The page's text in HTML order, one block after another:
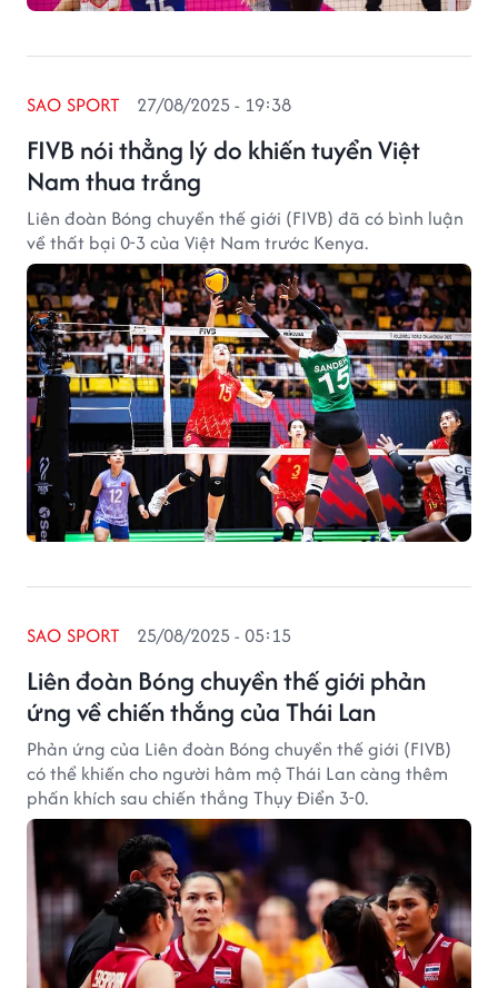
FIVB nói thẳng lý do khiến tuyển Việt
Nam thua trắng
SAO SPORT 27/08/2025 - 19:38
Liên đoàn Bóng chuyền thế giới (FIVB) đã có bình luận
về thất bại 0-3 của Việt Nam trước Kenya.
Liên đoàn Bóng chuyền thế giới phản
ứng về chiến thắng của Thái Lan
SAO SPORT 25/08/2025 - 05:15
Phản ứng của Liên đoàn Bóng chuyền thế giới (FIVB)
có thể khiến cho người hâm mộ Thái Lan càng thêm
phấn khích sau chiến thắng Thụy Điển 3-0.